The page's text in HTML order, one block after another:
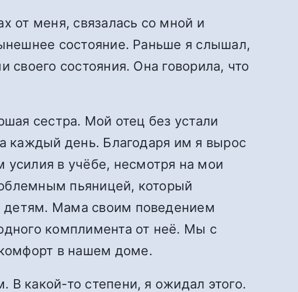
от меня, связалась со мной и
состояние. Раньше я слышал,
состояния. Она говорила, что
сестра. Мой отец без устали
каждый день. Благодаря им я вырос
в учёбе, несмотря на мои
пьяницей, который
детям. Мама своим поведением
комплимента от неё. Мы с
в нашем доме.
какой-то степени, я ожидал этого.